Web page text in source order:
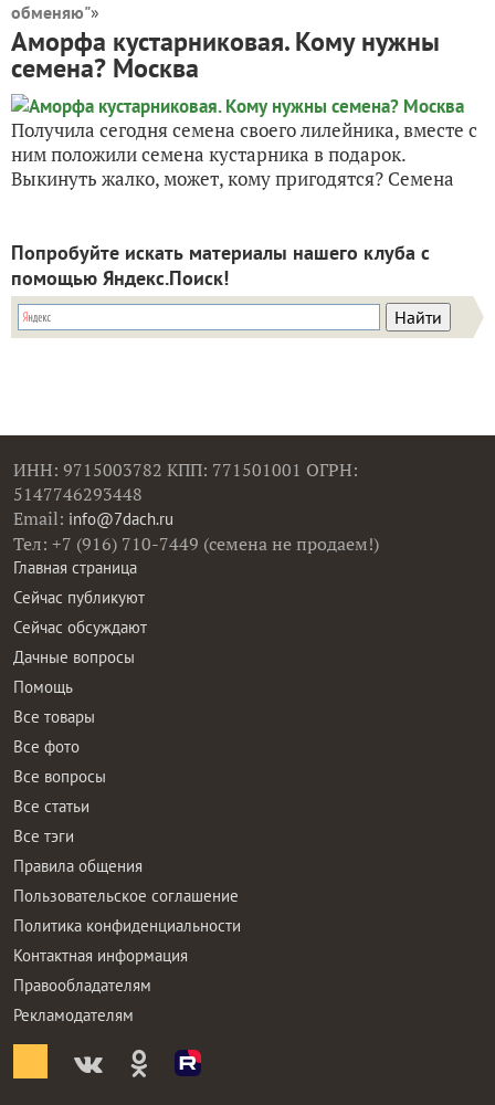
обменяю"»
Аморфа кустарниковая. Кому нужны
семена? Москва
Получила сегодня семена своего лилейника, вместе с
ним положили семена кустарника в подарок.
Выкинуть жалко, может, кому пригодятся? Семена
Попробуйте искать материалы нашего клуба с
помощью Яндекс.Поиск!
ИНН: 9715003782 КПП: 771501001 ОГРН:
5147746293448
Email: info@7dach.ru
Тел: +7 (916) 710-7449 (семена не продаем!)
Главная страница
Сейчас публикуют
Сейчас обсуждают
Дачные вопросы
Помощь
Все товары
Все фото
Все вопросы
Все статьи
Все тэги
Правила общения
Пользовательское соглашение
Политика конфиденциальности
Контактная информация
Правообладателям
Рекламодателям